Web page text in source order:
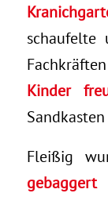
schaufelte
Kinder
Fleißig